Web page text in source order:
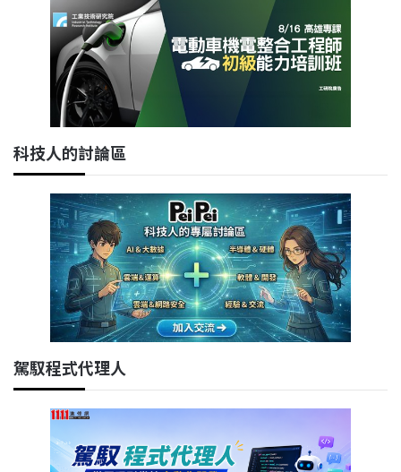
科技人的討論區
駕馭程式代理人